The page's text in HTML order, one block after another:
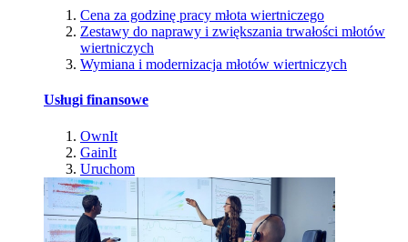
Cena za godzinę pracy młota wiertniczego
Zestawy do naprawy i zwiększania trwałości młotów
wiertniczych
Wymiana i modernizacja młotów wiertniczych
Usługi finansowe
OwnIt
GainIt
Uruchom